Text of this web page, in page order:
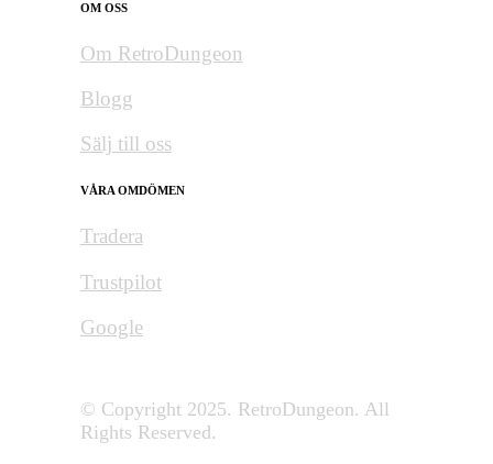
OM OSS
Om RetroDungeon
Blogg
Sälj till oss
VÅRA OMDÖMEN
Tradera
Trustpilot
Google
© Copyright 2025. RetroDungeon. All
Rights Reserved.